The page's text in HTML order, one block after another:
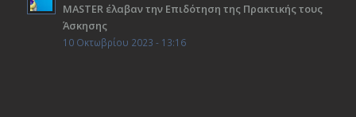
ΜΑSTER έλαβαν την Επιδότηση της Πρακτικής τους
Άσκησης
10 Οκτωβρίου 2023 - 13:16